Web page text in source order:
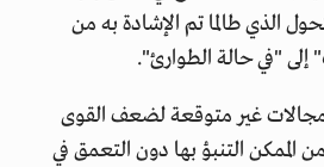
الذي طالما تم الإشادة به من
إلى "في حالة الطوارئ".
غير متوقعة لضعف القوى
الممكن التنبؤ بها دون التعمق في